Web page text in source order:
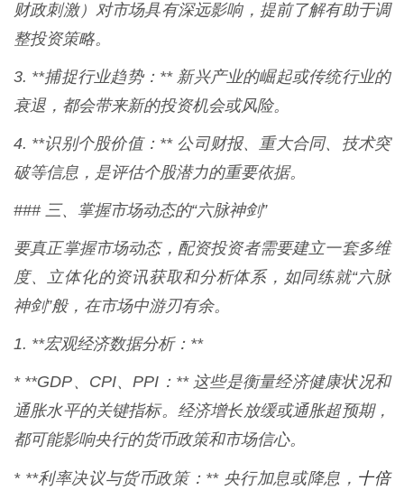
财政刺激）对市场具有深远影响，提前了解有助于调
整投资策略。
3. **捕捉行业趋势：** 新兴产业的崛起或传统行业的
衰退，都会带来新的投资机会或风险。
4. **识别个股价值：** 公司财报、重大合同、技术突
破等信息，是评估个股潜力的重要依据。
### 三、掌握市场动态的“六脉神剑”
要真正掌握市场动态，配资投资者需要建立一套多维
度、立体化的资讯获取和分析体系，如同练就“六脉
神剑”般，在市场中游刃有余。
1. **宏观经济数据分析：**
* **GDP、CPI、PPI：** 这些是衡量经济健康状况和
通胀水平的关键指标。经济增长放缓或通胀超预期，
都可能影响央行的货币政策和市场信心。
* **利率决议与货币政策：** 央行加息或降息， 十倍